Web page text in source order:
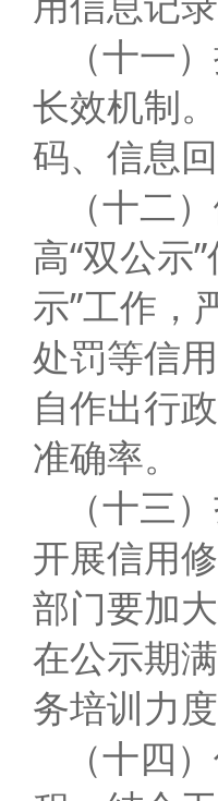
（十一
长效机制
码、信息
（十二
高“双公示
示”工作，
处罚等信
自作出行
准确率。
（十三
开展信用
部门要加
在公示期
务培训力
（十四